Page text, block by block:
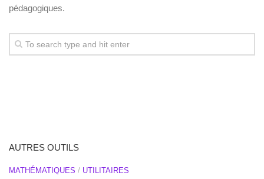
pédagogiques.
AUTRES OUTILS
MATHÉMATIQUES / UTILITAIRES